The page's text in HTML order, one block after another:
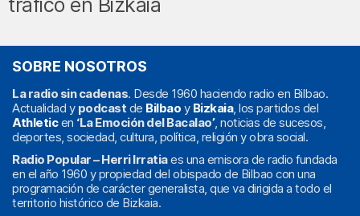
SOBRE NOSOTROS
La radio sin cadenas. Desde 1960 haciendo radio en Bilbao.
Actualidad y podcast de Bilbao y Bizkaia, los partidos del
Athleticen ‘La Emoción del Bacalao’, noticias de sucesos,
deportes, sociedad, cultura, política, religión y obra social.
Radio Popular – Herri Irratiaes una emisora de radio fundada
en el año 1960 y propiedad del obispado de Bilbao con una
programación de carácter generalista, que va dirigida a todo el
territorio histórico de Bizkaia.